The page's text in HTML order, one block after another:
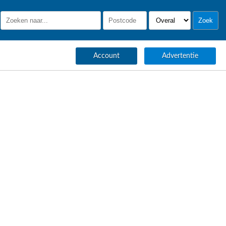
Account Advertentie